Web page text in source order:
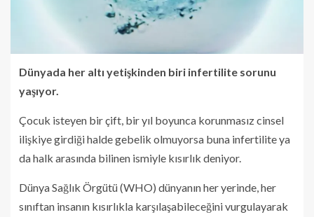
Dünyada her altı yetişkinden biri infertilite sorunu
yaşıyor.
Çocuk isteyen bir çift, bir yıl boyunca korunmasız cinsel
ilişkiye girdiği halde gebelik olmuyorsa buna infertilite ya
da halk arasında bilinen ismiyle kısırlık deniyor.
Dünya Sağlık Örgütü (WHO) dünyanın her yerinde, her
sınıftan insanın kısırlıkla karşılaşabileceğini vurgulayarak